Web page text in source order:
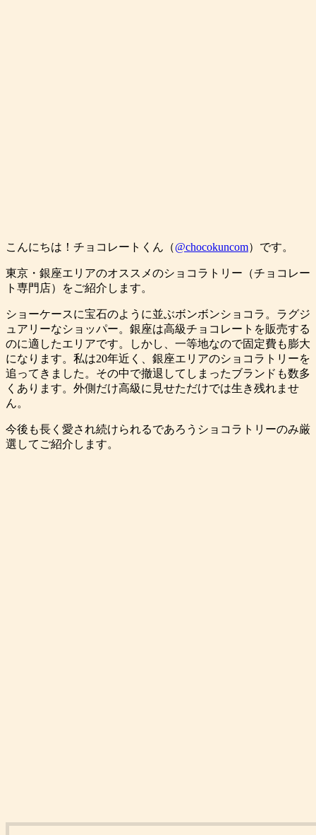
こんにちは！チョコレートくん（@chocokuncom）です。
東京・銀座エリアのオススメのショコラトリー（チョコレー
ト専門店）をご紹介します。
ショーケースに宝石のように並ぶボンボンショコラ。ラグジ
ュアリーなショッパー。銀座は高級チョコレートを販売する
のに適したエリアです。しかし、一等地なので固定費も膨大
になります。私は20年近く、銀座エリアのショコラトリーを
追ってきました。その中で撤退してしまったブランドも数多
くあります。外側だけ高級に見せただけでは生き残れませ
ん。
今後も長く愛され続けられるであろうショコラトリーのみ厳
選してご紹介します。